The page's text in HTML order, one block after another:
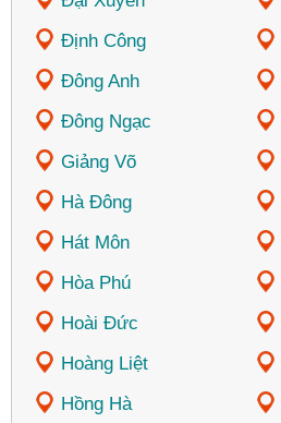
Định Công
Đông Anh
Đông Ngạc
Giảng Võ
Hà Đông
Hát Môn
Hòa Phú
Hoài Đức
Hoàng Liệt
Hồng Hà